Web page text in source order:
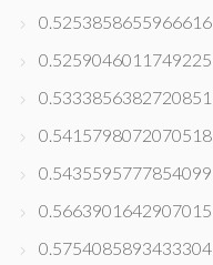
0.5253858655966616
0.5259046011749225
0.5333856382720851
0.5415798072070518
0.5435595777854099
0.5663901642907015
0.5754085893433304